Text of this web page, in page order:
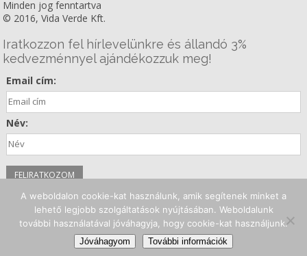
Minden jog fenntartva
© 2016, Vida Verde Kft.
Iratkozzon fel hírlevelünkre és állandó 3%
kedvezménnyel ajándékozzuk meg!
Email cím:
Név:
Kövessen minket!
Facebook Instagram Youtube
A weboldalon cookie-kat használunk, amik segítenek minket a
lehető legjobb szolgáltatások nyújtásában. Weboldalunk
további használatával jóváhagyja, hogy cookie-kat használjunk.
Jóváhagyom További információk